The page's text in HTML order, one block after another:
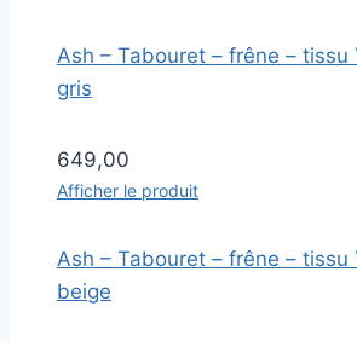
Ash – Tabouret – frêne – tissu
gris
649,00
Afficher le produit
Ash – Tabouret – frêne – tissu
beige